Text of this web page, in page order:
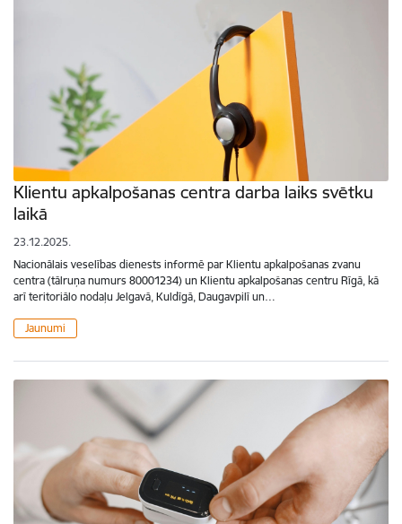
Klientu apkalpošanas centra darba laiks svētku
laikā
23.12.2025.
Nacionālais veselības dienests informē par Klientu apkalpošanas zvanu
centra (tālruņa numurs 80001234) un Klientu apkalpošanas centru Rīgā, kā
arī teritoriālo nodaļu Jelgavā, Kuldīgā, Daugavpilī un…
Jaunumi